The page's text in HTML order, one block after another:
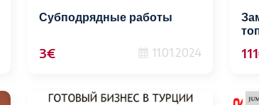
Субподрядные работы
3€ 11.01.2024